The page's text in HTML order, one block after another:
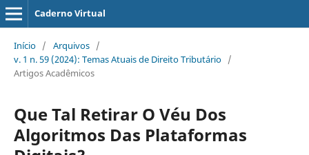
Caderno Virtual
Início / Arquivos /
v. 1 n. 59 (2024): Temas Atuais de Direito Tributário /
Artigos Acadêmicos
Que Tal Retirar O Véu Dos
Algoritmos Das Plataformas